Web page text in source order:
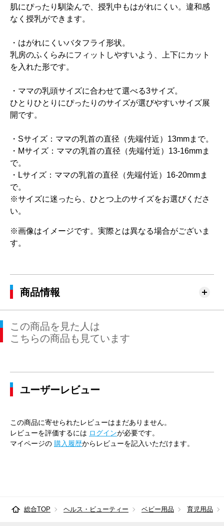
肌にぴったり馴染んで、授乳中もはがれにくい。違和感
なく授乳ができます。
・はがれにくいバタフライ形状。
乳房のふくらみにフィットしやすいよう、上下にカット
を入れた形です。
・ママの乳頭サイズに合わせて選べる3サイズ。
ひとりひとりにぴったりのサイズが選びやすいサイズ展
開です。
・Sサイズ：ママの乳首の直径（先端付近）13mmまで。
・Mサイズ：ママの乳首の直径（先端付近）13-16mmま
で。
・Lサイズ：ママの乳首の直径（先端付近）16-20mmま
で。
※サイズに迷ったら、ひとつ上のサイズをお選びくださ
い。
※画像はイメージです。実際とは異なる場合がございま
す。
商品情報
この商品を見た人は
こちらの商品も見ています
ユーザーレビュー
この商品に寄せられたレビューはまだありません。
レビューを評価するには ログインが必要です。
マイページの 購入履歴からレビューを記入いただけます。
総合TOP ヘルス・ビューティー ベビー用品 育児用品